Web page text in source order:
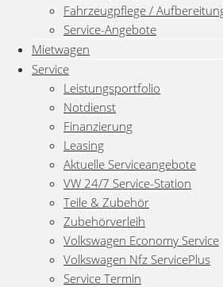
Fahrzeugpflege /
Service-Angebote
Mietwagen
Service
Leistungsportfolio
Notdienst
Finanzierung
Leasing
Aktuelle Serviceangebote
VW 24/7 Service-Station
Teile & Zubehör
Zubehörverleih
Volkswagen Economy Service
Volkswagen Nfz ServicePlus
Service Termin